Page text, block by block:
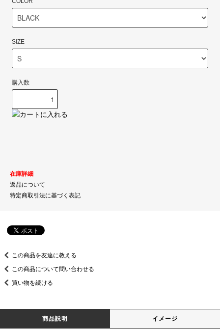
SIZE
購入数
在庫詳細
返品について
特定商取引法に基づく表記
この商品を友達に教える
この商品について問い合わせる
買い物を続ける
商品説明 イメージ